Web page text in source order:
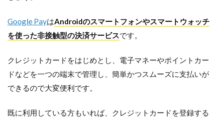
Google PayはAndroidのスマートフォンやスマートウォッチ
を使った非接触型の決済サービスです。
クレジットカードをはじめとし、電子マネーやポイントカー
ドなどを一つの端末で管理し、簡単かつスムーズに支払いが
できるので大変便利です。
既に利用している方もいれば、クレジットカードを登録する